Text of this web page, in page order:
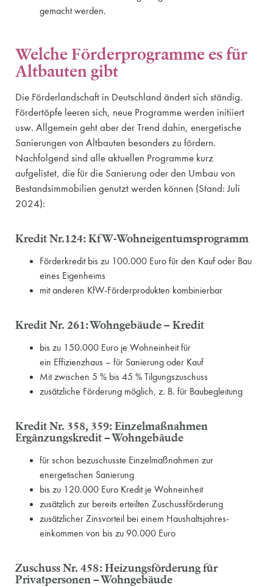
gemacht werden.
Welche Förderprogramme es für
Altbauten gibt
Die Förderlandschaft in Deutschland ändert sich ständig.
Fördertöpfe leeren sich, neue Programme werden initiiert
usw. Allgemein geht aber der Trend dahin, energetische
Sanierungen von Altbauten besonders zu fördern.
Nachfolgend sind alle aktuellen Programme kurz
aufgelistet, die für die Sanierung oder den Umbau von
Bestandsimmobilien genutzt werden können (Stand: Juli
2024):
Kredit Nr.124: KfW-Wohn­eigentums­programm
Förderkredit bis zu 100.000 Euro für den Kauf oder Bau
eines Eigenheims
mit anderen KfW-Förderprodukten kombinierbar
Kredit Nr. 261: Wohngebäude – Kredit
bis zu 150.000 Euro je Wohn­einheit für
ein Effizienzhaus – für Sanierung oder Kauf
Mit zwischen 5 % bis 45 % Tilgungszuschuss
zusätzliche Förderung möglich, z. B. für Baubegleitung
Kredit Nr. 358, 359: Einzelmaßnahmen
Ergänzungskredit – Wohngebäude
für schon bezuschusste Einzelmaßnahmen zur
energetischen Sanierung
bis zu 120.000 Euro Kredit je Wohneinheit
zusätzlich zur bereits erteilten Zuschussförderung
zusätzlicher Zinsvorteil bei einem Haushaltsjahres­
einkommen von bis zu 90.000 Euro
Zuschuss Nr. 458: Heizungsförderung für
Privatpersonen – Wohngebäude